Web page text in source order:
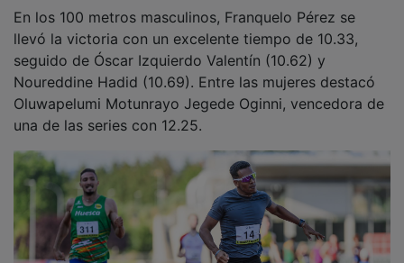
La reunión reservó además espacio para las
categorías de formación, donde Mateo Arévalo
Mateos se impuso en los 1.000 metros con una mejor
marca personal de 2:37.54, seguido muy de cerca por
Miguel Cancela Aparicio, del CA Unión Guadalajara.
La única nota negativa de la jornada fue la ausencia de
última hora de Rocío Arroyo, que no pudo tomar parte
en la competición debido a una indisposición sufrida
ya en las propias instalaciones deportivas, cuando
estaba incluso calentando para su carrera. La